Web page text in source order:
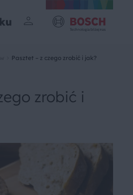
Pasztet – z czego zrobić i jak?
zrobić i